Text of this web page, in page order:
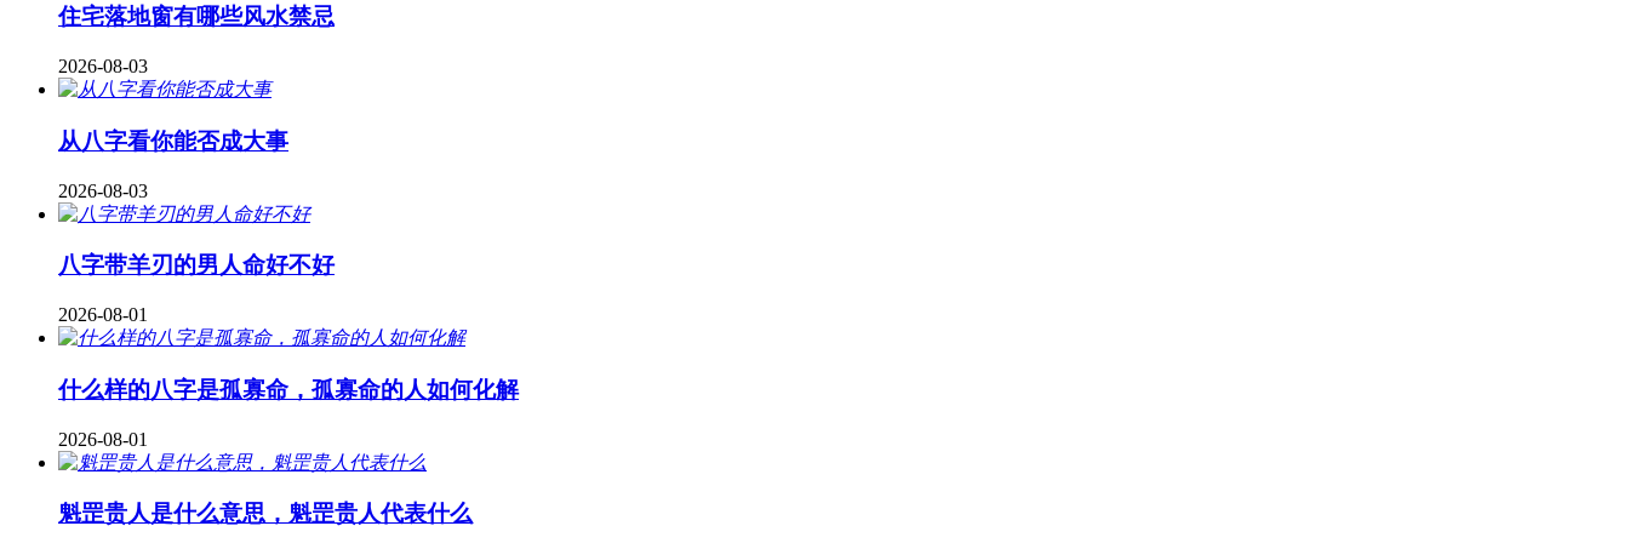
住宅落地窗有哪些风水禁忌
2026-08-03
从八字看你能否成大事
2026-08-03
八字带羊刃的男人命好不好
2026-08-01
什么样的八字是孤寡命，孤寡命的人如何化解
2026-08-01
魁罡贵人是什么意思，魁罡贵人代表什么